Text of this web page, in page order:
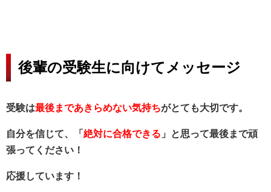
後輩の受験生に向けてメッセージ
受験は最後まであきらめない気持ちがとても大切です。
自分を信じて、「 絶対に合格できる 」と思って最後まで頑
張ってください！
応援しています！